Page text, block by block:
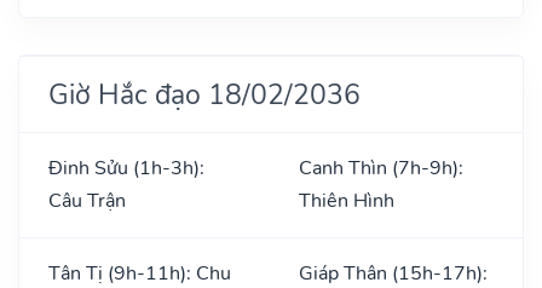
Giờ Hắc đạo 18/02/2036
Đinh Sửu (1h-3h):
Câu Trận
Canh Thìn (7h-9h):
Thiên Hình
Tân Tị (9h-11h): Chu
Giáp Thân (15h-17h):